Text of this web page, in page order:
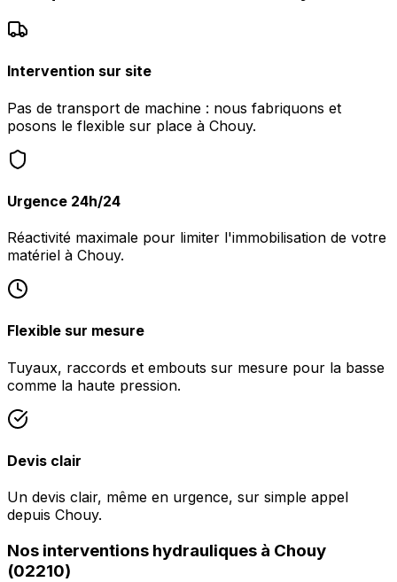
Intervention sur site
Pas de transport de machine : nous fabriquons et
posons le flexible sur place à Chouy.
Urgence 24h/24
Réactivité maximale pour limiter l'immobilisation de votre
matériel à Chouy.
Flexible sur mesure
Tuyaux, raccords et embouts sur mesure pour la basse
comme la haute pression.
Devis clair
Un devis clair, même en urgence, sur simple appel
depuis Chouy.
Nos interventions hydrauliques à Chouy
(02210)